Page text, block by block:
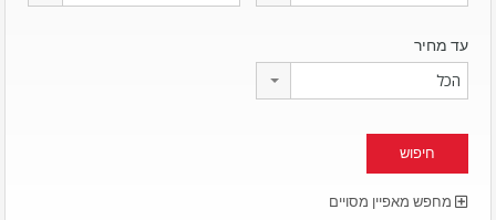
עד מחיר
הכל
מחפש מאפיין מסויים